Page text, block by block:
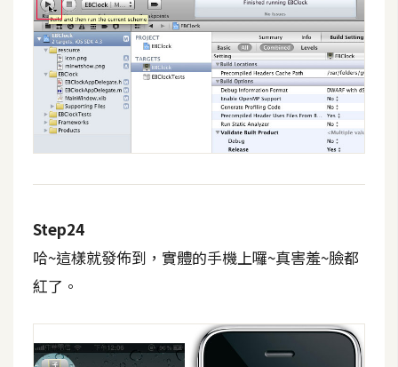
Step24
哈~這樣就發佈到，實體的手機上囉~真害羞~臉都
紅了。